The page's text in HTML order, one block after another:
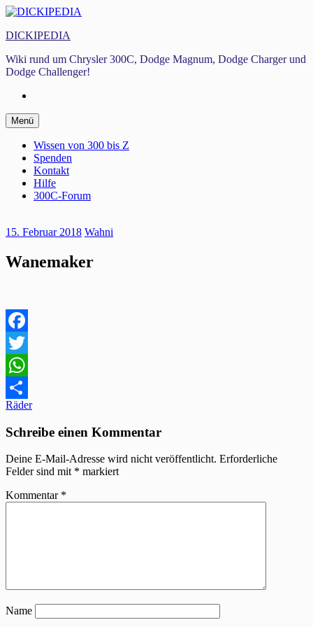
Zum
springen
DICKIPEDIA
Wiki rund um Chrysler 300C, Dodge Magnum, Dodge Charger und
Dodge Challenger!
Menü Zum
Inhalt
springen
Wissen von 300 bis Z
Spenden
Kontakt
Hilfe
300C-Forum
15. Februar 2018 Wahni
Wanemaker
Facebook
Twitter
WhatsApp
Teilen
Beitragsnavigation
Räder
Schreibe einen Kommentar
Deine E-Mail-Adresse wird nicht veröffentlicht. Erforderliche
Felder sind mit * markiert
Kommentar *
Name